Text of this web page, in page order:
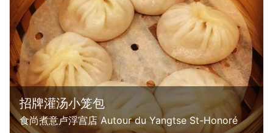
招牌灌汤小笼包
食尚煮意卢浮宫店 Autour du Yangtse St-Honoré